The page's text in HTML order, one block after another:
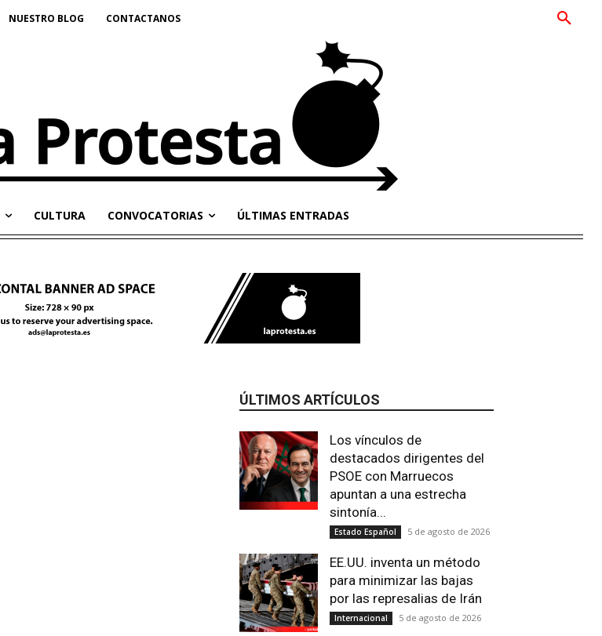
NUESTRO BLOG CONTACTANOS
CULTURA CONVOCATORIAS ÚLTIMAS ENTRADAS
ÚLTIMOS ARTÍCULOS
Los vínculos de
destacados dirigentes del
PSOE con Marruecos
apuntan a una estrecha
sintonía...
Estado Español 5 de agosto de 2026
EE.UU. inventa un método
para minimizar las bajas
por las represalias de Irán
Internacional 5 de agosto de 2026